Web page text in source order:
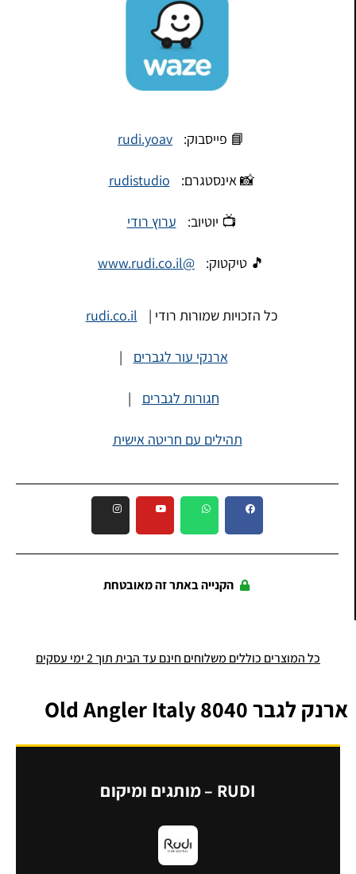
📘 פייסבוק: rudi.yoav
📸 אינסטגרם: rudistudio
📺 יוטיוב: ערוץ רודי
🎵 טיקטוק: @www.rudi.co.il
כל הזכויות שמורות רודי | rudi.co.il
ארנקי עור לגברים
חגורות לגברים
תהילים עם חריטה אישית
הקנייה באתר זה מאובטחת
כל המוצרים כוללים משלוחים חינם עד הבית תוך 2 ימי עסקים
ארנק לגבר 8040 Old Angler Italy
RUDI – מותגים ומיקום